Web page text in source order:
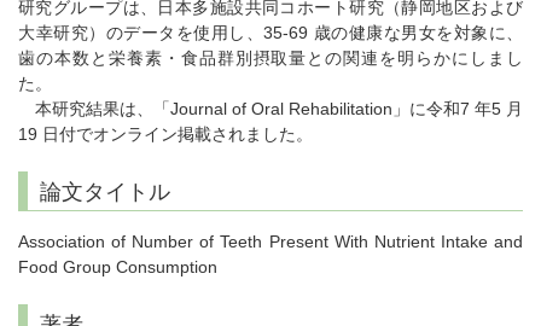
研究グループは、日本多施設共同コホート研究（静岡地区および
大幸研究）のデータを使用し、35-69 歳の健康な男女を対象に、
歯の本数と栄養素・食品群別摂取量との関連を明らかにしまし
た。
本研究結果は、「Journal of Oral Rehabilitation」に令和7 年5 月
19 日付でオンライン掲載されました。
論文タイトル
Association of Number of Teeth Present With Nutrient Intake and
Food Group Consumption